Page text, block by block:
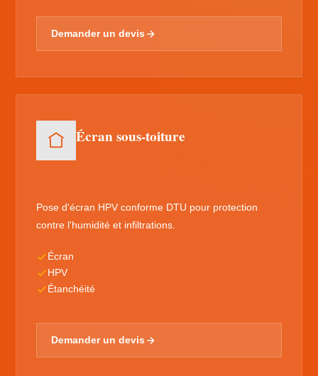
Demander un devis
Écran sous-toiture
Pose d'écran HPV conforme DTU pour protection
contre l'humidité et infiltrations.
Écran
HPV
Étanchéité
Demander un devis